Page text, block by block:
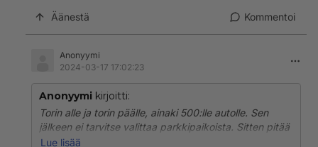
Äänestä Kommentoi
Anonyymi
2024-03-17 17:02:23
Anonyymi kirjoitti:
Torin alle ja torin päälle, ainaki 500:lle autolle. Sen
jälkeen ei tarvitse valittaa parkkipaikoista. Sitten pitää
valittaa asukkaiden muuttamisesta Jyväskylään tai
Lue lisää